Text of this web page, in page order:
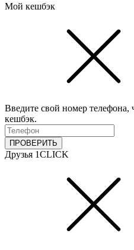
Мой кешбэк
Введите свой номер
кешбэк.
ПРОВЕРИТЬ
Друзья 1CLICK